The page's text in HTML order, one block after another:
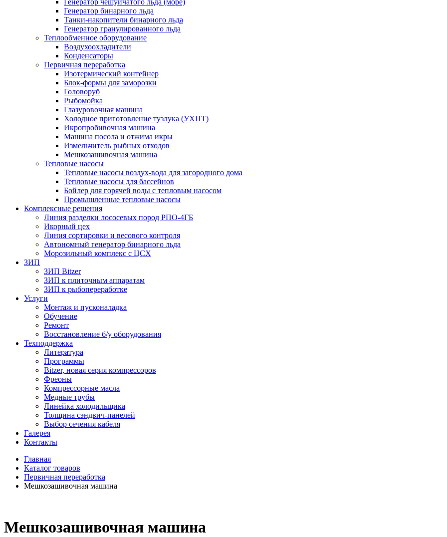
Генератор чешуйчатого льда (море)
Генератор бинарного льда
Танки-накопители бинарного льда
Генератор гранулированного льда
Теплообменное оборудование
Воздухоохладители
Конденсаторы
Первичная переработка
Изотермический контейнер
Блок-формы для заморозки
Головоруб
Рыбомойка
Глазуровочная машина
Холодное приготовление тузлука (УХПТ)
Икропробивочная машина
Машина посола и отжима икры
Измельчитель рыбных отходов
Мешкозашивочная машина
Тепловые насосы
Тепловые насосы воздух-вода для загородного дома
Тепловые насосы для бассейнов
Бойлер для горячей воды с тепловым насосом
Промышленные тепловые насосы
Комплексные решения
Линия разделки лососевых пород РПО-4ГБ
Икорный цех
Линия сортировки и весового контроля
Автономный генератор бинарного льда
Морозильный комплекс с ЦСХ
ЗИП
ЗИП Bitzer
ЗИП к плиточным аппаратам
ЗИП к рыбопереработке
Услуги
Монтаж и пусконаладка
Обучение
Ремонт
Восстановление б/у оборудования
Техподдержка
Литература
Программы
Bitzer, новая серия компрессоров
Фреоны
Компрессорные масла
Медные трубы
Линейка холодильщика
Толщина сэндвич-панелей
Выбор сечения кабеля
Галерея
Контакты
Главная
Каталог товаров
Первичная переработка
Мешкозашивочная машина
Мешкозашивочная машина